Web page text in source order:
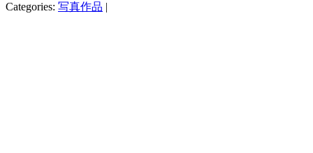
Categories: 写真作品 |